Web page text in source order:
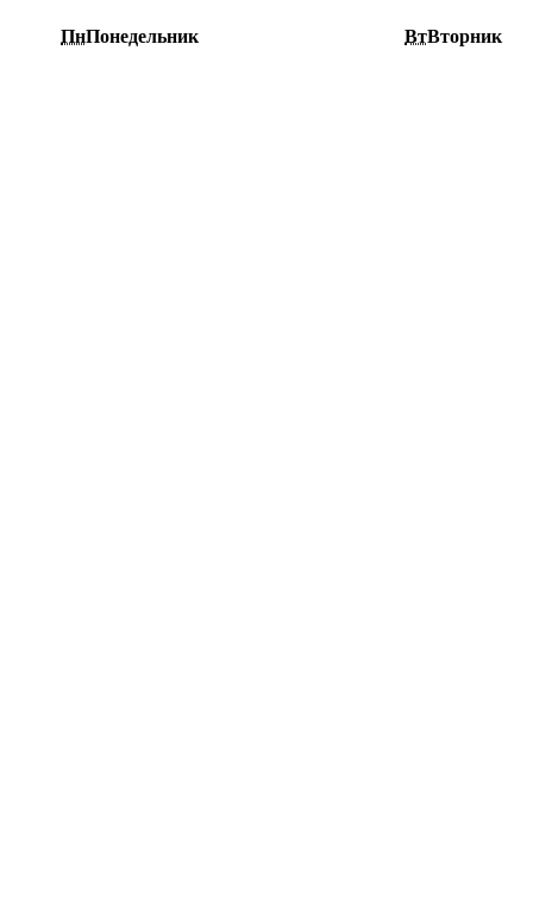
ПнПонедельник ВтВторник